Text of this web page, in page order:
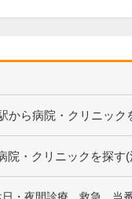
から病院・クリニック
院・クリニックを探す(